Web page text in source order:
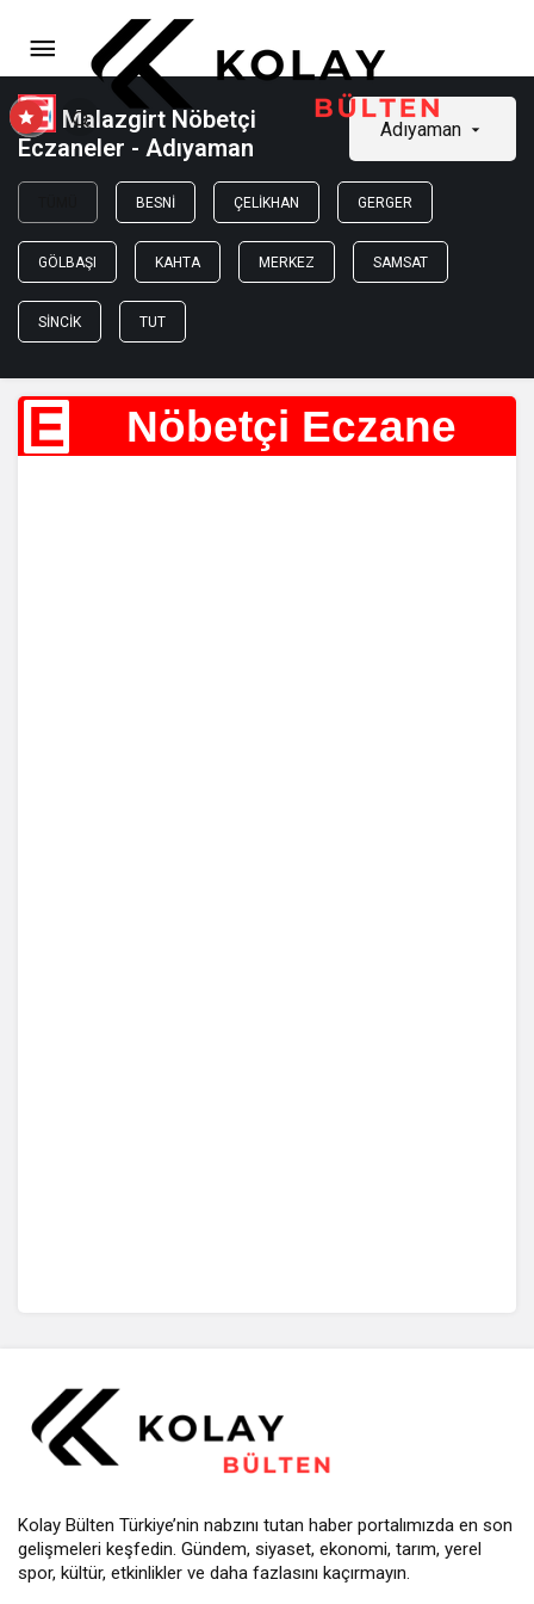
Malazgirt Nöbetçi
Eczaneler - Adıyaman
Adıyaman
BESNI ÇELIKHAN GERGER
GÖLBAŞI KAHTA MERKEZ SAMSAT
SINCIK TUT
E Nöbetçi Eczane
Kolay Bülten Türkiye’nin nabzını tutan haber portalımızda en son
gelişmeleri keşfedin. Gündem, siyaset, ekonomi, tarım, yerel
spor, kültür, etkinlikler ve daha fazlasını kaçırmayın.